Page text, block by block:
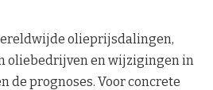
olieprijsdalingen,
oliebedrijven en wijzigingen in
de prognoses. Voor concrete